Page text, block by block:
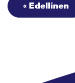
« Edellinen